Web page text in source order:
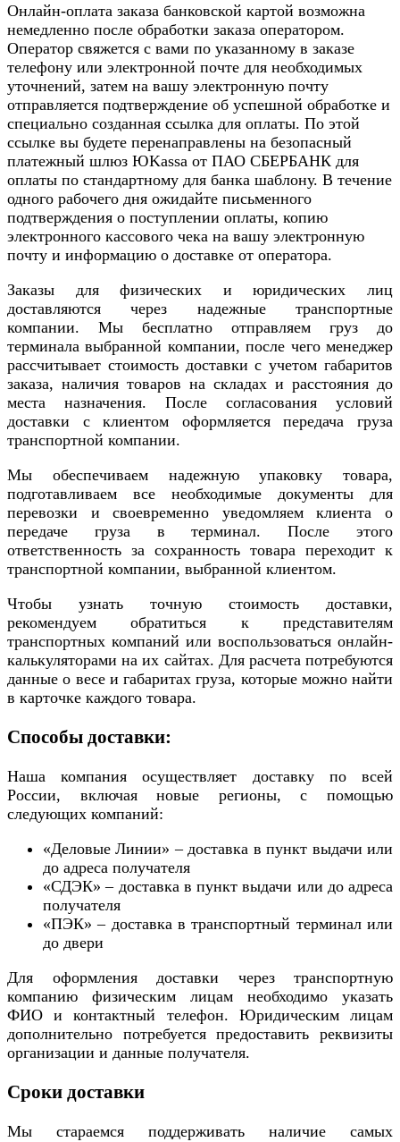
Онлайн-оплата заказа банковской картой возможна
немедленно после обработки заказа оператором.
Оператор свяжется с вами по указанному в заказе
телефону или электронной почте для необходимых
уточнений, затем на вашу электронную почту
отправляется подтверждение об успешной обработке и
специально созданная ссылка для оплаты. По этой
ссылке вы будете перенаправлены на безопасный
платежный шлюз ЮKassa от ПАО СБЕРБАНК для
оплаты по стандартному для банка шаблону. В течение
одного рабочего дня ожидайте письменного
подтверждения о поступлении оплаты, копию
электронного кассового чека на вашу электронную
почту и информацию о доставке от оператора.
Заказы для физических и юридических лиц
доставляются через надежные транспортные
компании. Мы бесплатно отправляем груз до
терминала выбранной компании, после чего менеджер
рассчитывает стоимость доставки с учетом габаритов
заказа, наличия товаров на складах и расстояния до
места назначения. После согласования условий
доставки с клиентом оформляется передача груза
транспортной компании.
Мы обеспечиваем надежную упаковку товара,
подготавливаем все необходимые документы для
перевозки и своевременно уведомляем клиента о
передаче груза в терминал. После этого
ответственность за сохранность товара переходит к
транспортной компании, выбранной клиентом.
Чтобы узнать точную стоимость доставки,
рекомендуем обратиться к представителям
транспортных компаний или воспользоваться онлайн-
калькуляторами на их сайтах. Для расчета потребуются
данные о весе и габаритах груза, которые можно найти
в карточке каждого товара.
Способы доставки:
Наша компания осуществляет доставку по всей
России, включая новые регионы, с помощью
следующих компаний:
«Деловые Линии» – доставка в пункт выдачи или
до адреса получателя
«СДЭК» – доставка в пункт выдачи или до адреса
получателя
«ПЭК» – доставка в транспортный терминал или
до двери
Для оформления доставки через транспортную
компанию физическим лицам необходимо указать
ФИО и контактный телефон. Юридическим лицам
дополнительно потребуется предоставить реквизиты
организации и данные получателя.
Сроки доставки
Мы стараемся поддерживать наличие самых